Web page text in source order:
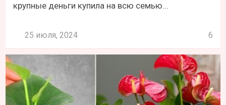
крупные деньги купила на всю семью...
25 июля, 2024 6